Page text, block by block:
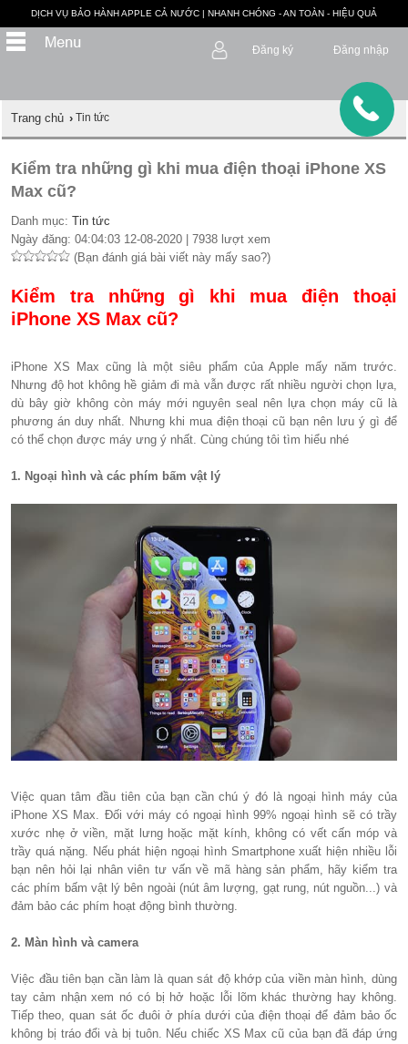
DỊCH VỤ BẢO HÀNH APPLE CẢ NƯỚC | NHANH CHÓNG - AN TOÀN - HIỆU QUẢ
Đăng nhập
Đăng ký
Trang chủ › Tin tức
Kiểm tra những gì khi mua điện thoại iPhone XS
Max cũ?
Danh mục:Tin tức
Ngày đăng: 04:04:03 12-08-2020 | 7938 lượt xem
(Bạn đánh giá bài viết này mấy sao?)
Kiểm tra những gì khi mua điện thoại
iPhone XS Max cũ?
iPhone XS Max cũng là một siêu phẩm của Apple mấy năm trước.
Nhưng độ hot không hề giảm đi mà vẫn được rất nhiều người chọn lựa,
dù bây giờ không còn máy mới nguyên seal nên lựa chọn máy cũ là
phương án duy nhất. Nhưng khi mua điện thoại cũ bạn nên lưu ý gì để
có thể chọn được máy ưng ý nhất. Cùng chúng tôi tìm hiểu nhé
1. Ngoại hình và các phím bấm vật lý
Việc quan tâm đầu tiên của bạn cần chú ý đó là ngoại hình máy của
iPhone XS Max. Đối với máy có ngoại hình 99% ngoại hình sẽ có trầy
xước nhẹ ở viền, mặt lưng hoặc mặt kính, không có vết cấn móp và
trầy quá nặng. Nếu phát hiện ngoại hình Smartphone xuất hiện nhiều lỗi
bạn nên hỏi lại nhân viên tư vấn về mã hàng sản phẩm, hãy kiểm tra
các phím bấm vật lý bên ngoài (nút âm lượng, gạt rung, nút nguồn...) và
đảm bảo các phím hoạt động bình thường.
2. Màn hình và camera
Việc đầu tiên bạn cần làm là quan sát độ khớp của viền màn hình, dùng
tay cảm nhận xem nó có bị hở hoặc lỗi lõm khác thường hay không.
Tiếp theo, quan sát ốc đuôi ở phía dưới của điện thoại để đảm bảo ốc
không bị tráo đổi và bị tuôn. Nếu chiếc XS Max cũ của bạn đã đáp ứng